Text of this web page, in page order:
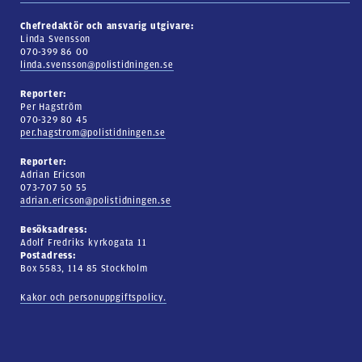
Chefredaktör och ansvarig utgivare:
Linda Svensson
070-399 86 00
linda.svensson@polistidningen.se
Reporter:
Per Hagström
070-329 80 45
per.hagstrom@polistidningen.se
Reporter:
Adrian Ericson
073-707 50 55
adrian.ericson@polistidningen.se
Besöksadress:
Adolf Fredriks kyrkogata 11
Postadress:
Box 5583, 114 85 Stockholm
Kakor och personuppgiftspolicy.